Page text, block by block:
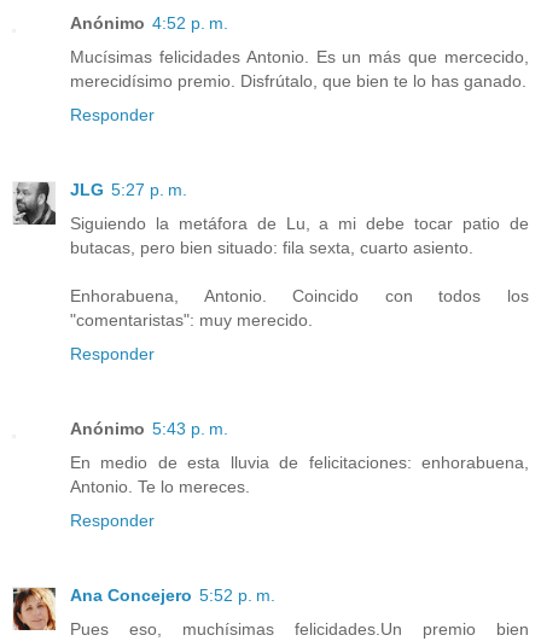
Anónimo 4:52 p. m.
Mucísimas felicidades Antonio. Es un más que mercecido,
merecidísimo premio. Disfrútalo, que bien te lo has ganado.
Responder
JLG 5:27 p. m.
Siguiendo la metáfora de Lu, a mi debe tocar patio de
butacas, pero bien situado: fila sexta, cuarto asiento.
Enhorabuena, Antonio. Coincido con todos los
"comentaristas": muy merecido.
Responder
Anónimo 5:43 p. m.
En medio de esta lluvia de felicitaciones: enhorabuena,
Antonio. Te lo mereces.
Responder
Ana Concejero 5:52 p. m.
Pues eso, muchísimas felicidades.Un premio bien